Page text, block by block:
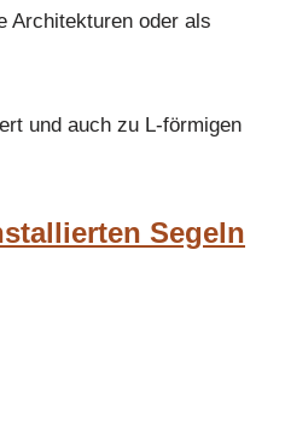
Architekturen oder als
und auch zu L-förmigen
Segeln